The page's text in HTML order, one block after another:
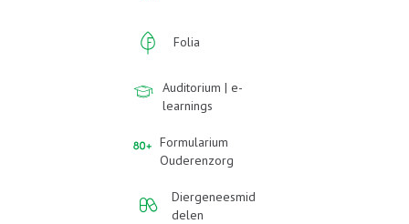
Folia
Auditorium | e-
learnings
Formularium
Ouderenzorg
Diergeneesmid
delen